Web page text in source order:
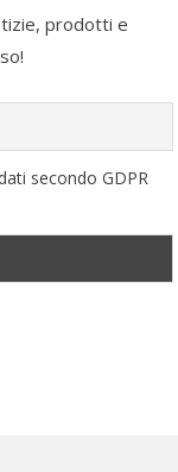
prodotti e
secondo GDPR